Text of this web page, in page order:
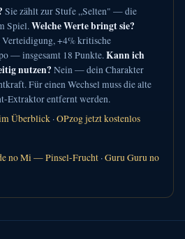
Sie zählt zur Stufe „Selten" — die
Spiel.Welche Werte bringt sie?
+4% kritische
— insgesamt 18 Punkte.Kann ich
nutzen? Nein — dein Charakter
Für einen Wechsel muss die alte
Extraktor entfernt werden.
Überblick ·OPzog jetzt kostenlos
no Mi — Pinsel-Frucht ·Guru Guru no